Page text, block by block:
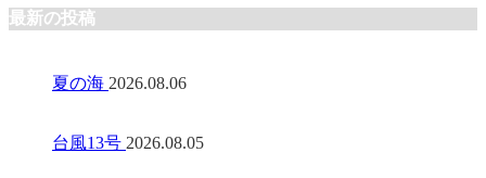
最新の投稿
夏の海 2026.08.06
台風13号 2026.08.05